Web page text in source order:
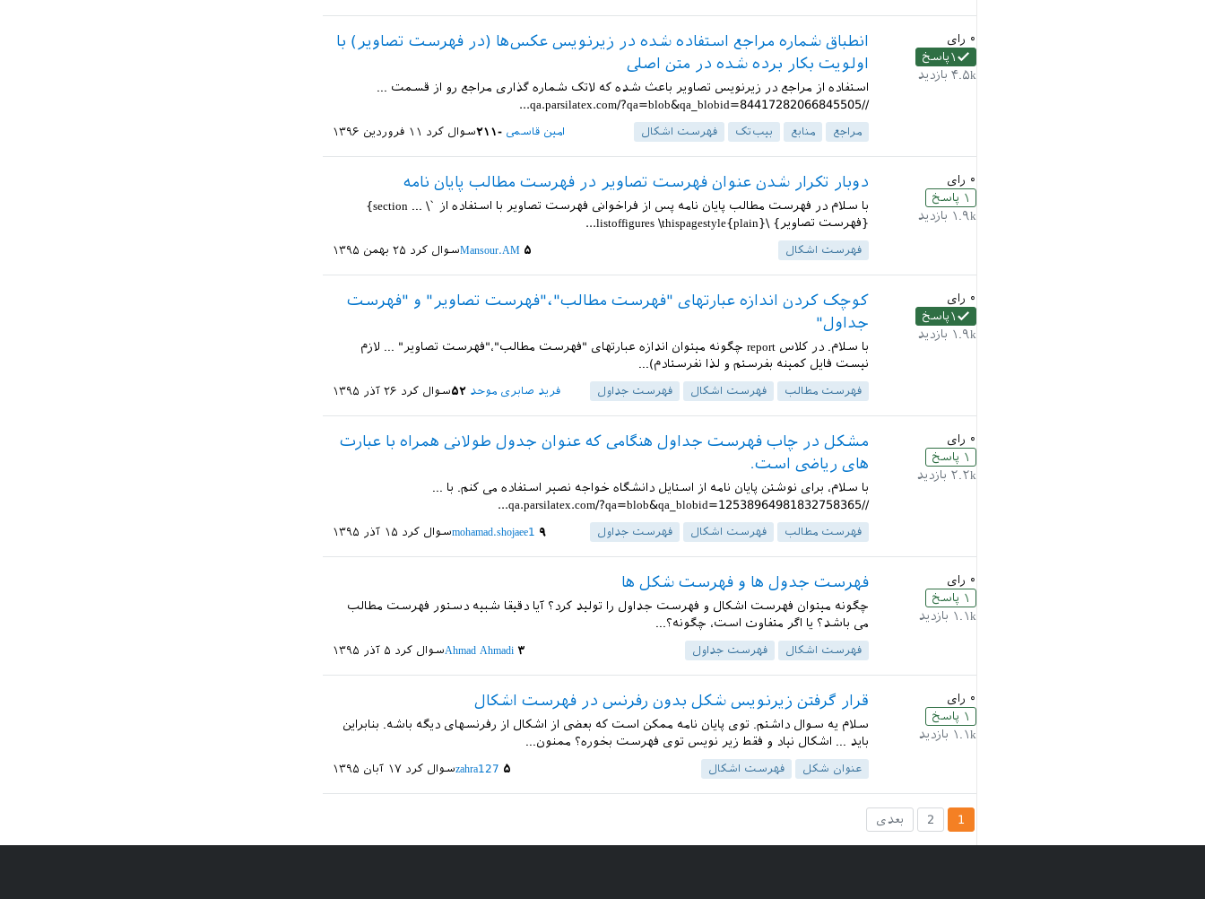
۰ رای
۱ پاسخ
۴.۵k بازدید
انطباق شماره مراجع استفاده شده در زیرنویس عکس‌ها (در فهرست تصاویر) با
اولویت بکار برده شده در متن اصلی
استفاده از مراجع در زیرنویس تصاویر باعث شده که لاتک شماره گذاری مراجع رو از قسمت ...
//qa.parsilatex.com/?qa=blob&qa_blobid=84417282066845505...
مراجع منابع بیب‌تک فهرست اشکال سوال کرد ۱۱ فروردین ۱۳۹۶ امین قاسمی -۲۱۱
۰ رای
۱ پاسخ
۱.۹k بازدید
دوبار تکرار شدن عنوان فهرست تصاویر در فهرست مطالب پایان نامه
با سلام در فهرست مطالب پایان نامه پس از فراخوانی فهرست تصاویر با استفاده از `\ ... section}
{فهرست تصاویر} \listoffigures \thispagestyle{plain}...
فهرست اشکال سوال کرد ۲۵ بهمن ۱۳۹۵ Mansour.AM ۵
۰ رای
۱ پاسخ
۱.۹k بازدید
کوچک کردن اندازه عبارتهای "فهرست مطالب"،"فهرست تصاویر" و "فهرست
جداول"
با سلام. در کلاس report چگونه میتوان اندازه عبارتهای "فهرست مطالب"،"فهرست تصاویر" ... لازم
نیست فایل کمینه بفرستم و لذا نفرستادم)...
فهرست مطالب فهرست اشکال فهرست جداول سوال کرد ۲۶ آذر ۱۳۹۵ فرید صابری موحد ۵۲
۰ رای
۱ پاسخ
۲.۲k بازدید
مشکل در چاب فهرست جداول هنگامی که عنوان جدول طولانی همراه با عبارت
های ریاضی است.
با سلام، برای نوشتن پایان نامه از استایل دانشگاه خواجه نصیر استفاده می کنم. با ...
//qa.parsilatex.com/?qa=blob&qa_blobid=12538964981832758365...
فهرست مطالب فهرست اشکال فهرست جداول سوال کرد ۱۵ آذر ۱۳۹۵ mohamad.shojaee1 ۹
۰ رای
۱ پاسخ
۱.۱k بازدید
فهرست جدول ها و فهرست شکل ها
چگونه میتوان فهرست اشکال و فهرست جداول را تولید کرد؟ آیا دقیقا شبیه دستور فهرست مطالب
می باشد؟ یا اگر متفاوت است، چگونه؟...
فهرست اشکال فهرست جداول سوال کرد ۵ آذر ۱۳۹۵ Ahmad Ahmadi ۳
۰ رای
۱ پاسخ
۱.۱k بازدید
قرار گرفتن زیرنویس شکل بدون رفرنس در فهرست اشکال
سلام یه سوال داشتم. توی پایان نامه ممکن است که بعضی از اشکال از رفرنسهای دیگه باشه. بنابراین
باید ... اشکال نیاد و فقط زیر نویس توی فهرست بخوره؟ ممنون...
عنوان شکل فهرست اشکال سوال کرد ۱۷ آبان ۱۳۹۵ zahra127 ۵
1
2 بعدی